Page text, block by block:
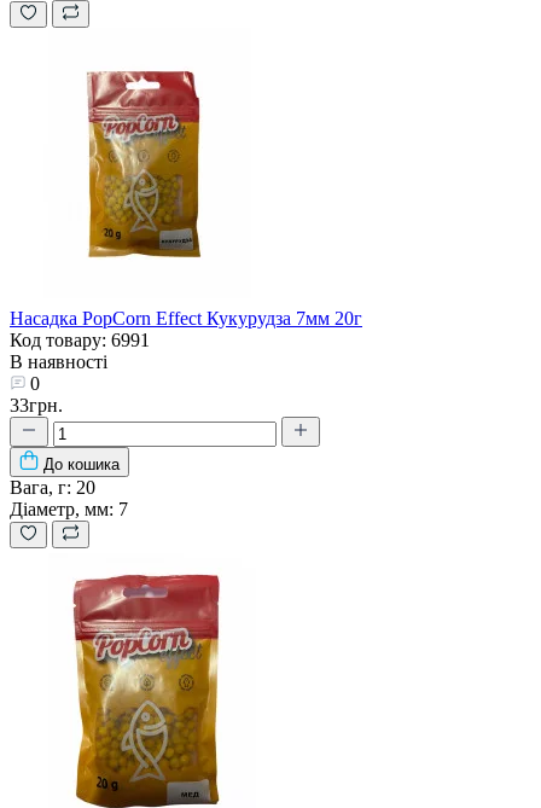
Насадка PopCorn Effect Кукурудза 7мм 20г
Код товару: 6991
В наявності
0
33грн.
До кошика
Вага, г: 20
Діаметр, мм: 7